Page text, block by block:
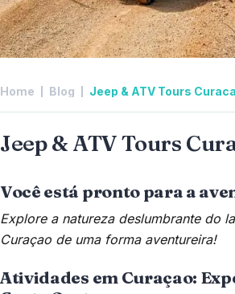
Home Blog Jeep & ATV Tours
Jeep & ATV Tours
Você está pronto para a
Explore a natureza deslumbrante do
Curaçao de uma forma aventureira!
Atividades em Curaçao: